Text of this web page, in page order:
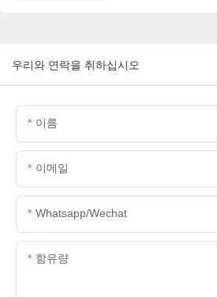
우리와 연락을 취하십시오
이름
이메일
Whatsapp/wechat
함유량